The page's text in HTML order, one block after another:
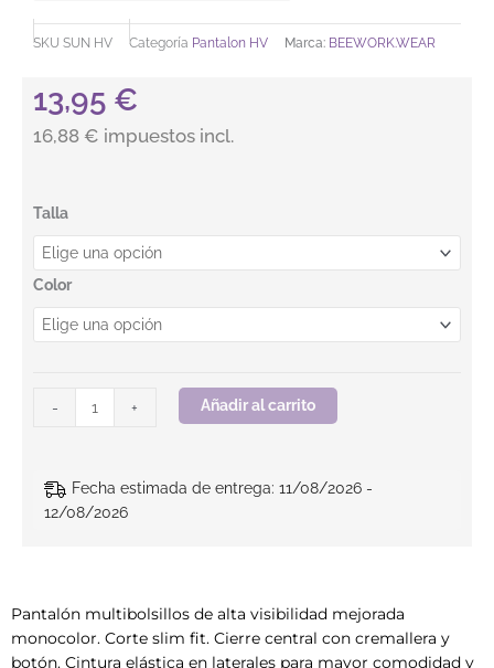
SKU SUN HV Categoría Pantalon HV Marca: BEEWORK.WEAR
13,95 €
16,88 € impuestos incl.
Talla
Color
-
Pantalón. SUN HV. BEEWORK cantidad
+ Añadir al carrito
Fecha estimada de entrega: 11/08/2026 -
12/08/2026
Pantalón multibolsillos de alta visibilidad mejorada
monocolor. Corte slim fit. Cierre central con cremallera y
botón. Cintura elástica en laterales para mayor comodidad y